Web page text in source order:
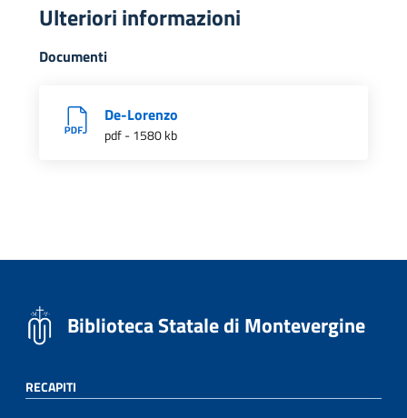
Ulteriori informazioni
Documenti
De-Lorenzo
pdf - 1580 kb
Biblioteca Statale di Montevergine
RECAPITI